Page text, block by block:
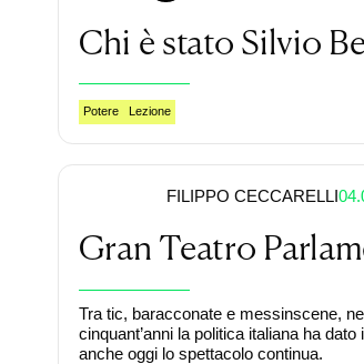
Chi è stato Silvio
Potere Lezione
FILIPPO CECCARELLI
Gran Teatro
Tra tic, baracconate e messinscene,
cinquant’anni la politica italiana ha dato
anche oggi lo spettacolo continua.